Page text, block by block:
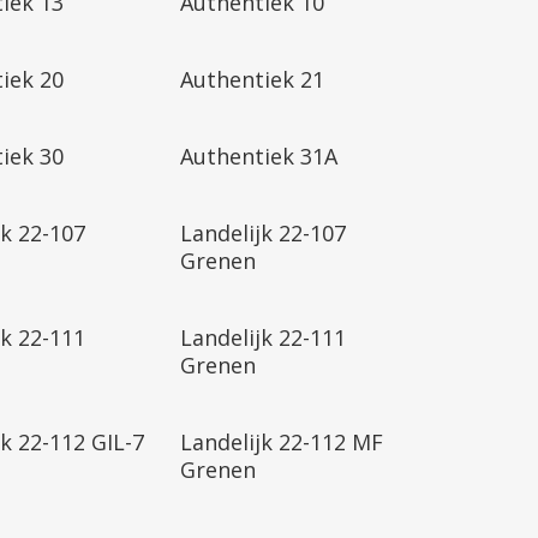
20 Authentiek 21
30 Authentiek 31A
22-107
Landelijk 22-107
Grenen
22-111
Landelijk 22-111
Grenen
22-112 GIL-7
Landelijk 22-112 MF
Grenen